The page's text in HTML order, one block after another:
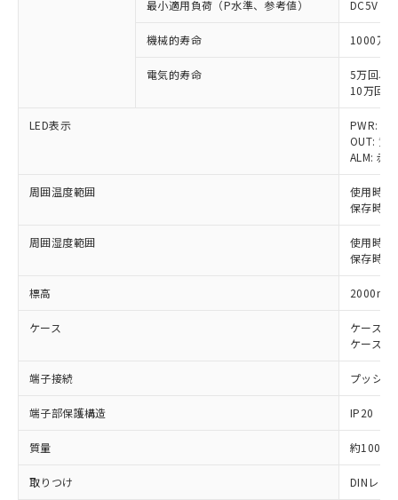
最小適用負荷（P水準、参考値） DC5V
機械的寿命 1000万
電気的寿命
5万回以
10万回
LED表示
PWR: 緑
OUT: 黄
ALM: 赤
周囲温度範囲
使用時: -
保存時: -
周囲湿度範囲
使用時:
保存時:
標高 2000m
ケース
ケース色
ケース材
端子接続 プッシ
端子部保護構造 IP20
質量 約100g
取りつけ DINレー
ご利用条件
当社制御機器事業取扱商品の中には、
す。
有に対応した製品に切り替える予定のある
非該当品：ライセンス料など無形物で、有
害物質有無と関係のない商品です。
仕入先様の事情により、非含有部品として
「○」：最大均質材料含有率が中国RoHSの
「×」：最大均質材料含有率が中国RoHSの
い合わせください。